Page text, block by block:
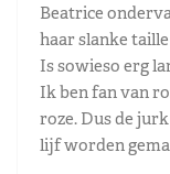
Beatrice
haar slanke
Is sowieso erg
Ik ben fan van
roze. Dus de
lijf worden